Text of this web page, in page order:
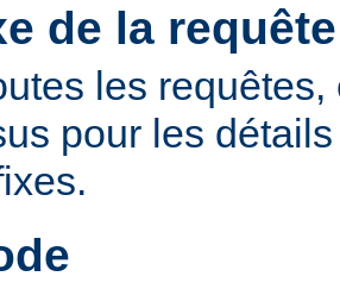
de la requête
les
pour les